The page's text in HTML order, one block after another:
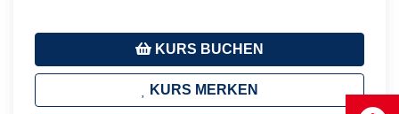
KURS BUCHEN
KURS MERKEN